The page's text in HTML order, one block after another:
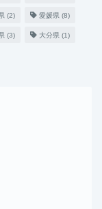
(2) 愛媛県 (8)
(3) 大分県 (1)